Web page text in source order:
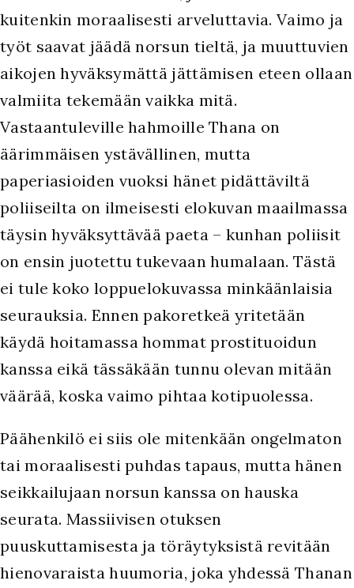
kuitenkin moraalisesti arveluttavia. Vaimo ja
työt saavat jäädä norsun tieltä, ja muuttuvien
aikojen hyväksymättä jättämisen eteen ollaan
valmiita tekemään vaikka mitä.
Vastaantuleville hahmoille Thana on
äärimmäisen ystävällinen, mutta
paperiasioiden vuoksi hänet pidättäviltä
poliiseilta on ilmeisesti elokuvan maailmassa
täysin hyväksyttävää paeta – kunhan poliisit
on ensin juotettu tukevaan humalaan. Tästä
ei tule koko loppuelokuvassa minkäänlaisia
seurauksia. Ennen pakoretkeä yritetään
käydä hoitamassa hommat prostituoidun
kanssa eikä tässäkään tunnu olevan mitään
väärää, koska vaimo pihtaa kotipuolessa.
Päähenkilö ei siis ole mitenkään ongelmaton
tai moraalisesti puhdas tapaus, mutta hänen
seikkailujaan norsun kanssa on hauska
seurata. Massiivisen otuksen
puuskuttamisesta ja töräytyksistä revitään
hienovaraista huumoria, joka yhdessä Thanan